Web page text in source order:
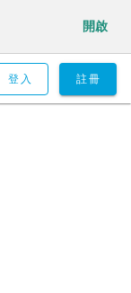
開啟
登入 註冊